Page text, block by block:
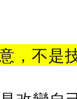
，不是